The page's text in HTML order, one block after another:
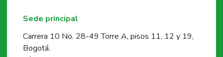
Sede principal
Carrera 10 No. 28-49 Torre A, pisos 11, 12 y 19,
Bogotá.